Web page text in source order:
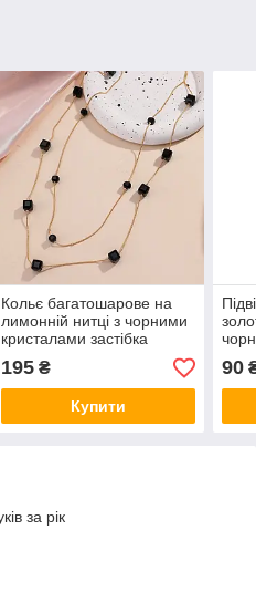
Кольє багатошарове на
лимонній нитці з чорними
кристалами застібка
карабін довжина 170 см,
що переливаються.
195₴
Купити
90
за рік